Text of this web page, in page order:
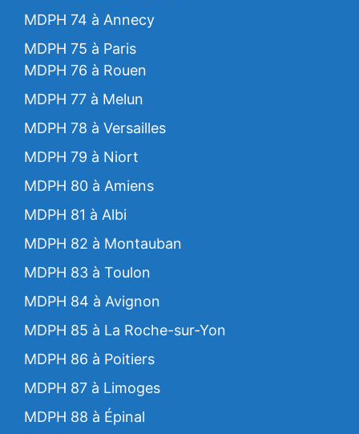
MDPH 74 à Annecy
MDPH 75 à Paris
MDPH 76 à Rouen
MDPH 77 à Melun
MDPH 78 à Versailles
MDPH 79 à Niort
MDPH 80 à Amiens
MDPH 81 à Albi
MDPH 82 à Montauban
MDPH 83 à Toulon
MDPH 84 à Avignon
MDPH 85 à La Roche-sur-Yon
MDPH 86 à Poitiers
MDPH 87 à Limoges
MDPH 88 à Épinal